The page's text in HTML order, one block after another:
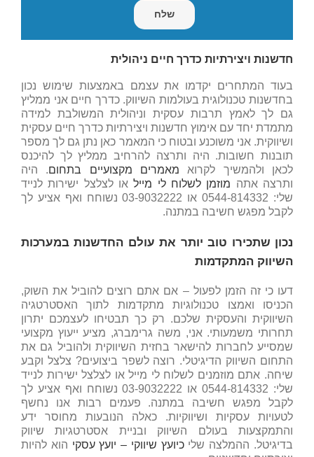
חדשנות ויצירתיות כדרך חיים ניהולית
בעוד המתחרים יקדמו את עצמם באמצעות שימוש נכון
בחדשנות טכנולוגית בעולמות השיווק. כדרך חיים אני ממליץ
גם לך לאמץ תרבות עסקית וניהולית המשולבת למידה
מתמדת יחד עם אימוץ חדשנות ויצירתיות כדרך חיים עסקית
ושיווקית. אני משוכנע ובטוח כי המאמר כאן נתן גם לך מספר
תובנות חשובות. היה ותרצה להרחיב ממליץ לך להיכנס
לכאן ולהמשיך לקרוא מאמרים מקצועיים בתחום. היה
ותרצה אתה מוזמן לשלוח לי מיילאו לצלצל ישירות לנייד
שלי: 0544-814332 או 03-9032222 נשוחח ואף אציע לך
לקבל מפגש חשיבה במתנה.
נכון שתכירו טוב יותר את עולם החדשנות במערכות
השיווק המתקדמות
דעו כי זה הזמן לפעול – אם אתם רוצים להוביל את השוק,
הכניסו ואמצו טכנולוגיות מתקדמות לתוך האסטרטגיה
השיווקית והעסקית שלכם. רק כך תבטיחו לעצמכם יתרון
תחרותי משמעותי. אני, משה גרימברג, מציע ייעוץ מקצועי
שמסייע לחברות להישאר בחזית השיווקית ולהוביל גם את
התחום השיווק הדיגיטלי. רוצה לשפר ביצועים? צלצל וקבע
שיחה. אתם מוזמנים לשלוח לי מייל או לצלצל ישירות לנייד
שלי: 0544-814332 או 03-9032222 נשוחח ואף אציע לך
לקבל מפגש חשיבה במתנה. פעמים רבות אנו נחשף
לטעויות עסקיות ושיווקיות. כאלה הנובעות מחוסר ידע
והתמקצעות בעולם השיווק ובניית אסטרטגיות שיווק
בדיגיטל. ההמלצה שליכיועץ שיווקי – יועץ עסקי הוא להיות